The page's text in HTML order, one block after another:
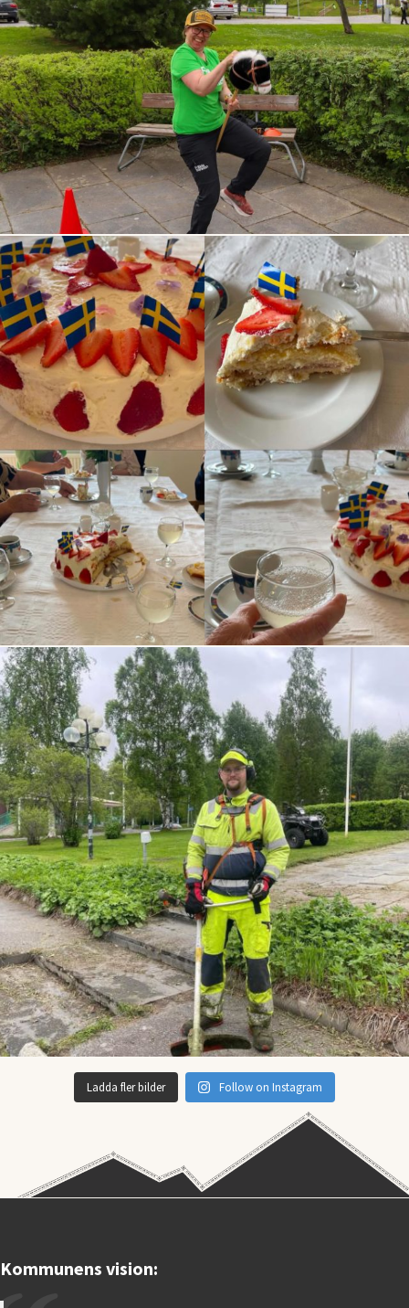
Ladda fler bilder Follow on Instagram
Kommunens vision: